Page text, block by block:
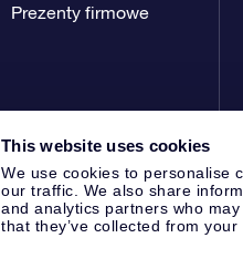
This website uses cookies
We use cookies to personalise
our traffic. We also share
and analytics partners who
that they’ve collected from
Prezenty firmowe